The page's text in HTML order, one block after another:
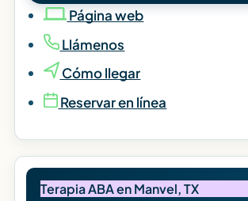
Página web
Llámenos
Cómo llegar
Reservar en línea
Terapia ABA en Manvel, TX